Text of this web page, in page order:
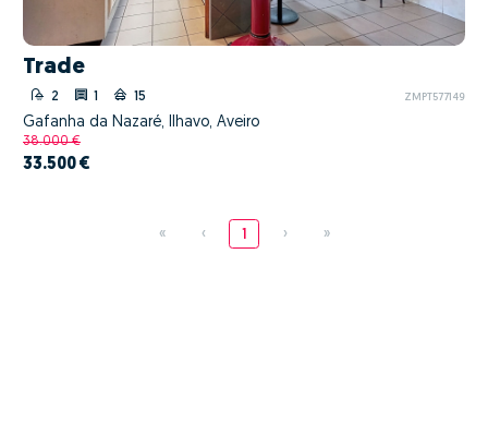
Trade
2 1 15 ZMPT577149
Gafanha da Nazaré, Ílhavo, Aveiro
38.000 €
33.500 €
« ‹ 1 › »